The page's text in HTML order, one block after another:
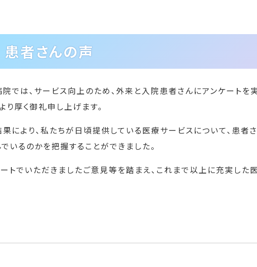
患者さんの声
では、サービス向上のため、外来と入院患者さんにアンケートを
り厚く御礼申し上げます。
により、私たちが日頃提供している医療サービスについて、患者
いるのかを把握することができました。
トでいただきましたご意見等を踏まえ、これまで以上に充実した